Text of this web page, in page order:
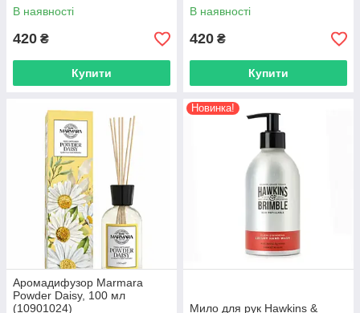
В наявності
420 ₴
Купити
В наявності
420 ₴
Купити
Аромадифузор Marmara
Powder Daisy, 100 мл
(10901024)
Новинка!
Мило для рук Hawkins &